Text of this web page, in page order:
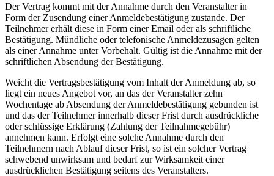
Der Vertrag kommt mit der Annahme durch den Veranstalter in
Form der Zusendung einer Anmeldebestätigung zustande. Der
Teilnehmer erhält diese in Form einer Email oder als schriftliche
Bestätigung. Mündliche oder telefonische Anmeldezusagen gelten
als einer Annahme unter Vorbehalt. Gültig ist die Annahme mit der
schriftlichen Absendung der Bestätigung.
Weicht die Vertragsbestätigung vom Inhalt der Anmeldung ab, so
liegt ein neues Angebot vor, an das der Veranstalter zehn
Wochentage ab Absendung der Anmeldebestätigung gebunden ist
und das der Teilnehmer innerhalb dieser Frist durch ausdrückliche
oder schlüssige Erklärung (Zahlung der Teilnahmegebühr)
annehmen kann. Erfolgt eine solche Annahme durch den
Teilnehmern nach Ablauf dieser Frist, so ist ein solcher Vertrag
schwebend unwirksam und bedarf zur Wirksamkeit einer
ausdrücklichen Bestätigung seitens des Veranstalters.